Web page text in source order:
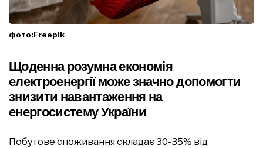
фото:Freepik
Щоденна розумна економія
електроенергії може значно допомогти
знизити навантаження на
енергосистему України
Побутове споживання складає 30-35% від